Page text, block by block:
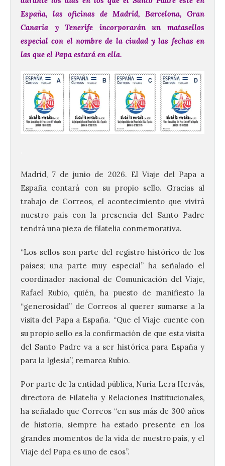
España, las oficinas de Madrid, Barcelona, Gran
Canaria y Tenerife incorporarán un matasellos
especial con el nombre de la ciudad y las fechas en
las que el Papa estará en ella.
Madrid, 7 de junio de 2026. El Viaje del Papa a
España contará con su propio sello. Gracias al
trabajo de Correos, el acontecimiento que vivirá
nuestro país con la presencia del Santo Padre
tendrá una pieza de filatelia conmemorativa.
“Los sellos son parte del registro histórico de los
países; una parte muy especial” ha señalado el
coordinador nacional de Comunicación del Viaje,
Rafael Rubio, quién, ha puesto de manifiesto la
“generosidad” de Correos al querer sumarse a la
visita del Papa a España. “Que el Viaje cuente con
su propio sello es la confirmación de que esta visita
del Santo Padre va a ser histórica para España y
para la Iglesia”, remarca Rubio.
Por parte de la entidad pública, Nuria Lera Hervás,
directora de Filatelia y Relaciones Institucionales,
ha señalado que Correos “en sus más de 300 años
de historia, siempre ha estado presente en los
grandes momentos de la vida de nuestro país, y el
Viaje del Papa es uno de esos”.